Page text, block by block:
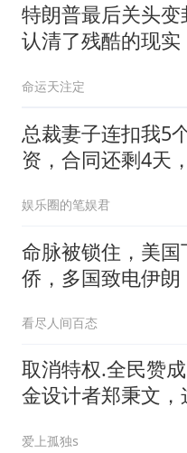
特朗普最后关头变
认清了残酷的现实
命运天注定
总裁妻子连扣我5
资，合同还剩4天
娱乐圈的笔娱君
命脉被锁住，美国
侨，多国致电伊朗
看尽人间百态
取消特权.全民赞
金设计者郑秉文，
爱上孤独s